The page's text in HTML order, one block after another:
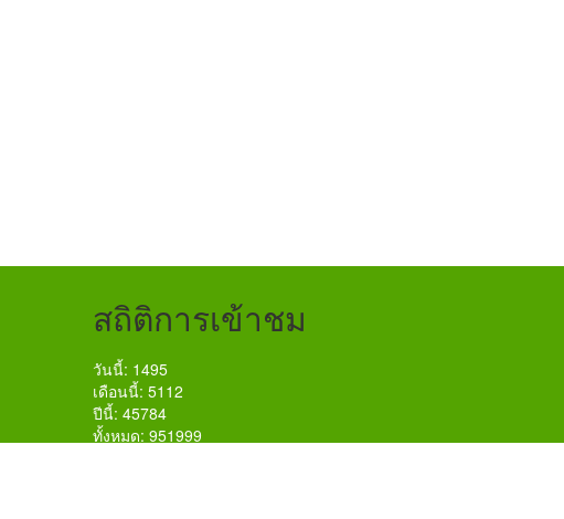
สถิติการเข้าชม
วันนี้: 1495
เดือนนี้: 5112
ปีนี้: 45784
ทั้งหมด: 951999